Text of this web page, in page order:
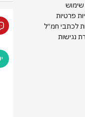
שימוש
פרטיות
לכתבי חמ״ל
נגישות